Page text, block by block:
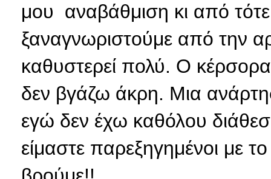
μου αναβάθμιση κι από
ξαναγνωριστούμε από την
καθυστερεί πολύ. Ο
δεν βγάζω άκρη. Μια
εγώ δεν έχω καθόλου
είμαστε παρεξηγημένοι με